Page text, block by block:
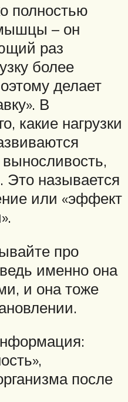
полностью
– он
раз
более
делает
В
какие нагрузки
называется
или «эффект
про
именно она
и она тоже
после